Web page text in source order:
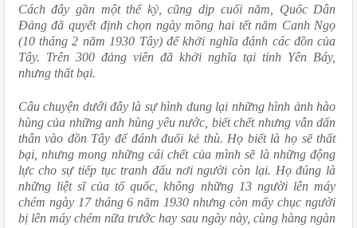
Cách đây gần một thế kỷ, cũng dịp cuối năm, Quốc Dân
Đảng đã quyết định chọn ngày mồng hai tết năm Canh Ngọ
(10 tháng 2 năm 1930 Tây) để khởi nghĩa đánh các đồn của
Tây. Trên 300 đảng viên đã khởi nghĩa tại tỉnh Yên Báy,
nhưng thất bại.
Câu chuyện dưới đây là sự hình dung lại những hình ảnh hào
hùng của những anh hùng yêu nước, biết chết nhưng vẫn dấn
thân vào đồn Tây để đánh đuổi kẻ thù. Họ biết là họ sẽ thất
bại, nhưng mong những cái chết của mình sẽ là những động
lực cho sự tiếp tục tranh đấu nơi người còn lại. Họ đúng là
những liệt sĩ của tổ quốc, không những 13 người lên máy
chém ngày 17 tháng 6 năm 1930 nhưng còn mấy chục người
bị lên máy chém nữa trước hay sau ngày này, cùng hàng ngàn